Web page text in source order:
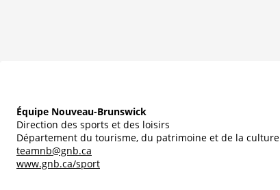
Équipe Nouveau-Brunswick
Direction des sports et des loisirs
Département du tourisme, du patrimoine et de la culture
teamnb@gnb.ca
www.gnb.ca/sport